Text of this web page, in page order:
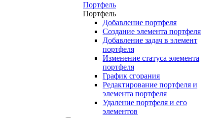
Портфель
Портфель
Добавление портфеля
Создание элемента портфеля
Добавление задач в элемент
портфеля
Изменение статуса элемента
портфеля
График сгорания
Редактирование портфеля и
элемента портфеля
Удаление портфеля и его
элементов